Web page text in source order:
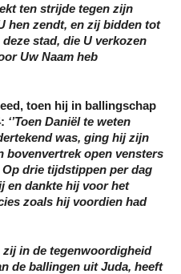
ten strijde tegen zijn
hen zendt, en zij bidden tot
stad, die U verkozen
Uw Naam heb
toen hij in ballingschap
‘’Toen Daniël te weten
was, ging hij zijn
bovenvertrekopen vensters
Op drie tijdstippen per dag
en dankte hijvoor het
zoals hij voordien had
zij in de tegenwoordigheid
de ballingen uit Juda, heeft